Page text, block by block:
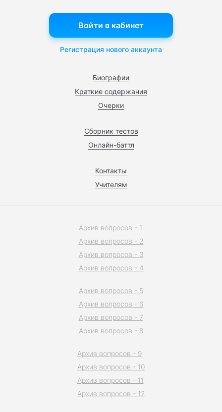
Биографии
Краткие содержания
Очерки
Сборник тестов
Онлайн-баттл
Контакты
Учителям
Войти в кабинет
Регистрация нового аккаунта
Архив вопросов - 1
Архив вопросов - 2
Архив вопросов - 3
Архив вопросов - 4
Архив вопросов - 5
Архив вопросов - 6
Архив вопросов - 7
Архив вопросов - 8
Архив вопросов - 9
Архив вопросов - 10
Архив вопросов - 11
Архив вопросов - 12